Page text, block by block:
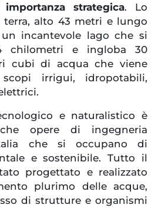
strategica. Lo
terra, alto 43 metri e lungo
incantevole lago che si
chilometri e ingloba 30
cubi di acqua che viene
irrigui, idropotabili,
e naturalistico è
opere di ingegneria
che si occupano di
e sostenibile. Tutto il
progettato e realizzato
plurimo delle acque,
di strutture e organismi